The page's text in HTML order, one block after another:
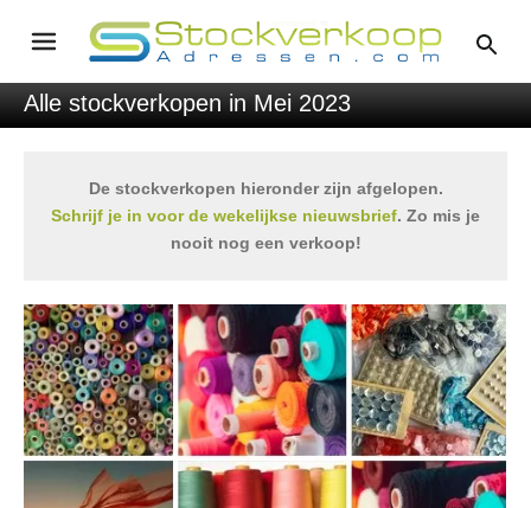
Alle stockverkopen in Mei 2023
De stockverkopen hieronder zijn afgelopen.
Schrijf je in voor de wekelijkse nieuwsbrief. Zo mis je
nooit nog een verkoop!